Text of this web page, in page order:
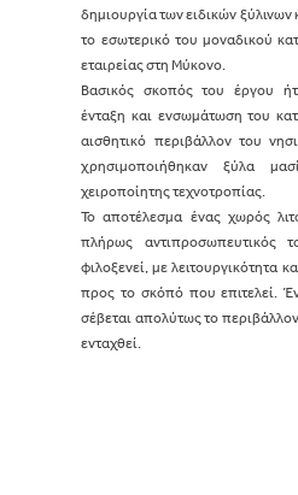
δημιουργία των ειδικών ξύλινων
το εσωτερικό του μοναδικού
εταιρείας στη Μύκονο.
Βασικός σκοπός του έργου
ένταξη και ενσωμάτωση του
αισθητικό περιβάλλον του
χρησιμοποιήθηκαν ξύλα
χειροποίητης τεχνοτροπίας.
Το αποτέλεσμα ένας χωρός
πλήρως αντιπροσωπευτικός
φιλοξενεί, με λειτουργικότητα
προς το σκόπό που επιτελεί.
σέβεται απολύτως το
ενταχθεί.